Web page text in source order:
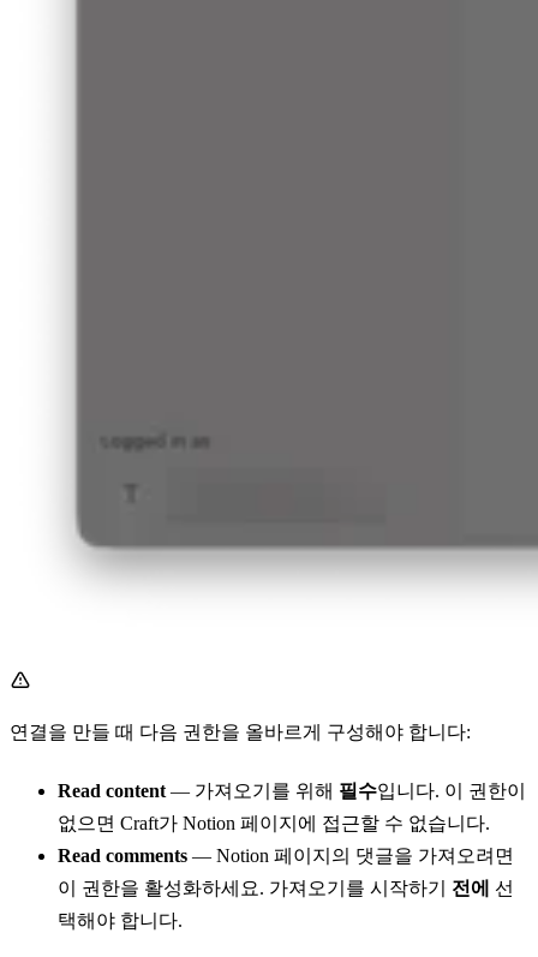
연결을 만들 때 다음 권한을 올바르게 구성해야 합니다:
Read content — 가져오기를 위해 필수입니다. 이 권한이
없으면 Craft가 Notion 페이지에 접근할 수 없습니다.
Read comments — Notion 페이지의 댓글을 가져오려면
이 권한을 활성화하세요. 가져오기를 시작하기 전에
선
택해야 합니다.